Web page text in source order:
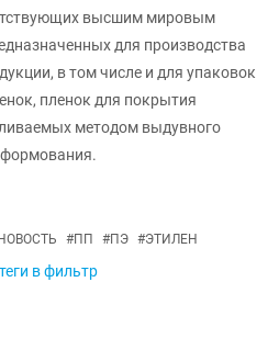
высшим мировым
для производства
в том числе и для упаковок
пленок для покрытия
методом выдувного
#ПП #ПЭ #ЭТИЛЕН
в фильтр